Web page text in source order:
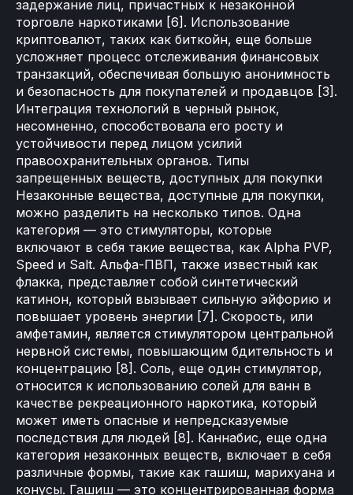
задержание лиц, причастных к незаконной
торговле наркотиками [6]. Использование
криптовалют, таких как биткойн, еще больше
усложняет процесс отслеживания финансовых
транзакций, обеспечивая большую анонимность
и безопасность для покупателей и продавцов [3].
Интеграция технологий в черный рынок,
несомненно, способствовала его росту и
устойчивости перед лицом усилий
правоохранительных органов. Типы
запрещенных веществ, доступных для покупки
Незаконные вещества, доступные для покупки,
можно разделить на несколько типов. Одна
категория — это стимуляторы, которые
включают в себя такие вещества, как Alpha PVP,
Speed и Salt. Альфа-ПВП, также известный как
флакка, представляет собой синтетический
катинон, который вызывает сильную эйфорию и
повышает уровень энергии [7]. Скорость, или
амфетамин, является стимулятором центральной
нервной системы, повышающим бдительность и
концентрацию [8]. Соль, еще один стимулятор,
относится к использованию солей для ванн в
качестве рекреационного наркотика, который
может иметь опасные и непредсказуемые
последствия для людей [8]. Каннабис, еще одна
категория незаконных веществ, включает в себя
различные формы, такие как гашиш, марихуана и
конусы. Гашиш — это концентрированная форма